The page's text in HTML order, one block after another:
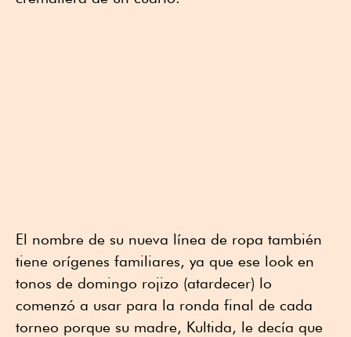
El nombre de su nueva línea de ropa también
tiene orígenes familiares, ya que ese look en
tonos de domingo rojizo (atardecer) lo
comenzó a usar para la ronda final de cada
torneo porque su madre, Kultida, le decía que